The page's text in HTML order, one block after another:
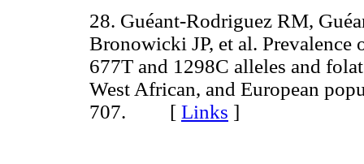
28. Guéant-Rodriguez RM,
Bronowicki JP, et al. Prevalence
677T and 1298C alleles and
West African, and European
707. [ Links ]